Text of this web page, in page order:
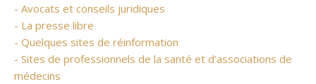
- Avocats et conseils juridiques
- La presse libre
- Quelques sites de réinformation
- Sites de professionnels de la santé et d’associations de
médecins